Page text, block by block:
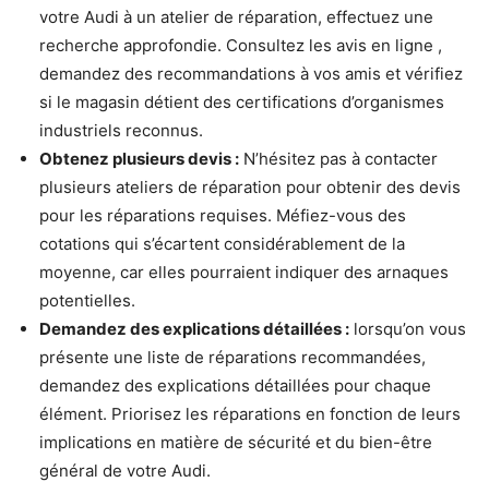
votre Audi à un atelier de réparation, effectuez une
recherche approfondie. Consultez les avis en ligne ,
demandez des recommandations à vos amis et vérifiez
si le magasin détient des certifications d’organismes
industriels reconnus.
Obtenez plusieurs devis : N’hésitez pas à contacter
plusieurs ateliers de réparation pour obtenir des devis
pour les réparations requises. Méfiez-vous des
cotations qui s’écartent considérablement de la
moyenne, car elles pourraient indiquer des arnaques
potentielles.
Demandez des explications détaillées : lorsqu’on vous
présente une liste de réparations recommandées,
demandez des explications détaillées pour chaque
élément. Priorisez les réparations en fonction de leurs
implications en matière de sécurité et du bien-être
général de votre Audi.